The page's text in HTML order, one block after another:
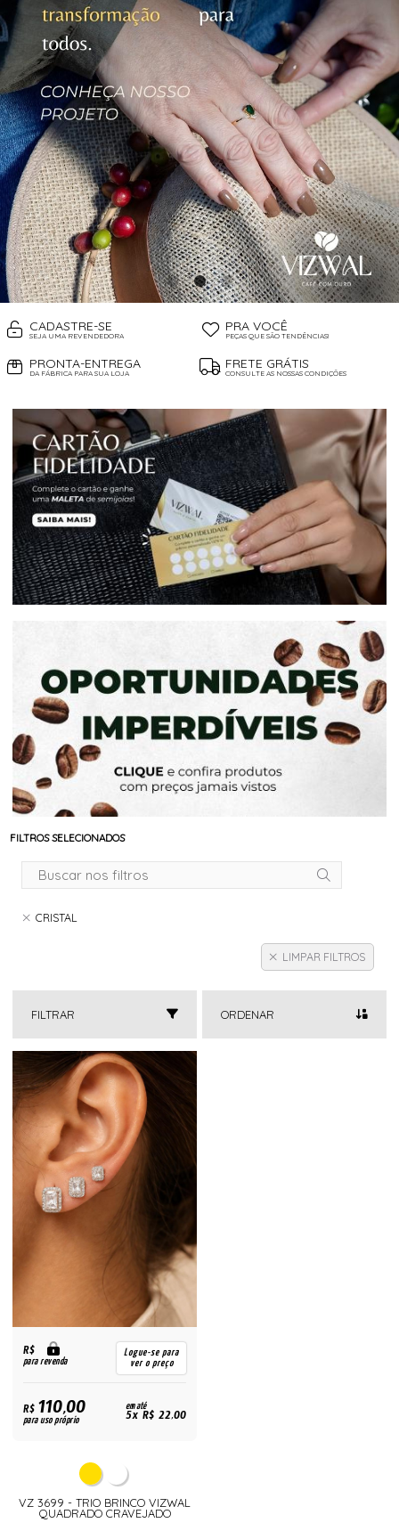
CADASTRE-SE
SEJA UMA REVENDEDORA
PRA VOCÊ
PEÇAS QUE SÃO TENDÊNCIAS!
PRONTA-ENTREGA
DA FÁBRICA PARA SUA LOJA
FRETE GRÁTIS
CONSULTE AS NOSSAS CONDIÇÕES
FILTROS SELECIONADOS
CRISTAL
LIMPAR FILTROS
FILTRAR ORDENAR
R$
para revenda
Logue-se para
ver o preço
R$110,00
para uso próprio
em até
5x R$ 22,00
VZ 3699 - TRIO BRINCO VIZWAL
QUADRADO CRAVEJADO